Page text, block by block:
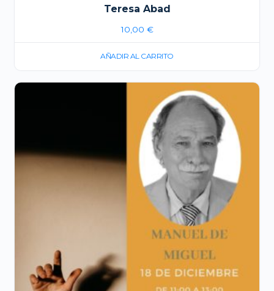
Teresa Abad
10,00 €
AÑADIR AL CARRITO